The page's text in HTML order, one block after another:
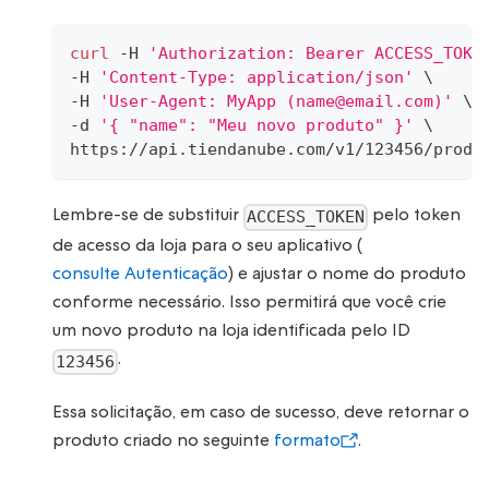
curl -H
'Authorization: Bearer
-H
'Content-Type: application/json'
\
-H
'User-Agent: MyApp (name@email.com)'
\
-d
'{ "name": "Meu novo produto" }'
\
https://api.tiendanube.com/v1/123456/
Lembre-se de substituir ACCESS_TOKEN pelo token
de acesso da loja para o seu aplicativo (
consulte Autenticação) e ajustar o nome do produto
conforme necessário. Isso permitirá que você crie
um novo produto na loja identificada pelo ID
123456 .
Essa solicitação, em caso de sucesso, deve retornar o
produto criado no seguinte formato .